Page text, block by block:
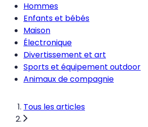
Hommes
Enfants et bébés
Maison
Électronique
Divertissement et art
Sports et équipement outdoor
Animaux de compagnie
Tous les articles